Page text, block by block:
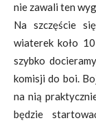
nie zawali ten
Na szczęście
wiaterek koło
szybko
komisji do boi.
na nią
będzie